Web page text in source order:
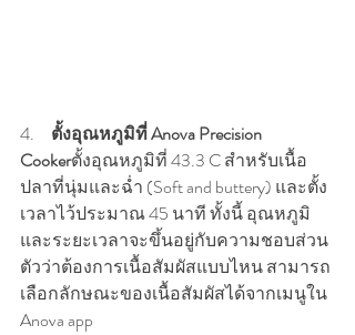
4. ตั้งอุณหภูมิที่ Anova Precision
Cookerตั้งอุณหภูมิที่ 43.3 C สำหรับเนื้อ
ปลาที่นุ่มและฉ่ำ (Soft and buttery) และตั้ง
เวลาไว้ประมาณ 45 นาที ทั้งนี้ อุณหภูมิ
และระยะเวลาจะขึ้นอยู่กับความชอบส่วน
ตัวว่าต้องการเนื้อสัมผัสแบบไหน สามารถ
เลือกลักษณะของเนื้อสัมผัสได้จากเมนูใน
Anova app